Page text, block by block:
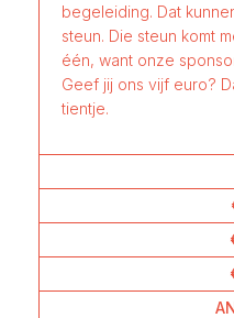
begeleiding. Dat
steun. Die steun komt
één, want onze
Geef jij ons vijf euro?
tientje.